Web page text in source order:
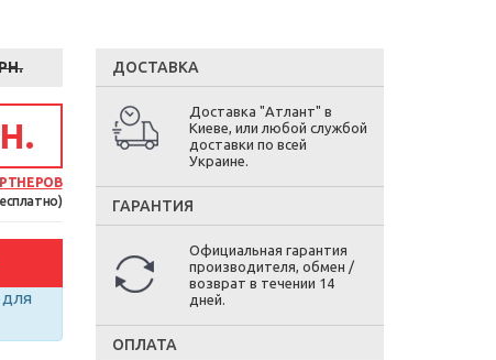
ДОСТАВКА
Доставка "Атлант" в
Киеве, или любой службой
доставки по всей
Украине.
ГАРАНТИЯ
Официальная гарантия
производителя, обмен /
возврат в течении 14
дней.
ОПЛАТА